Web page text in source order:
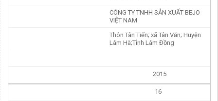
CÔNG TY TNHH SẢN XUẤT BEJO
VIỆT NAM
Thôn Tân Tiến; xã Tân Văn; Huyện
Lâm Hà;Tỉnh Lâm Đồng
2015
16